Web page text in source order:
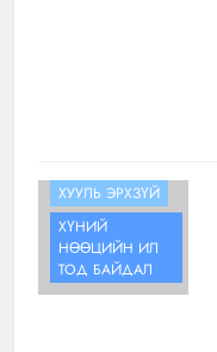
ХУУЛЬ ЭРХЗҮЙ
ХҮНИЙ
НӨӨЦИЙН ИЛ
ТОД БАЙДАЛ